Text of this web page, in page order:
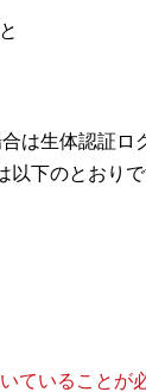
は生体認証ロ
下のとおりで
ていることが